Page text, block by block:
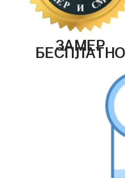
ЗАМЕР
БЕСПЛАТНО